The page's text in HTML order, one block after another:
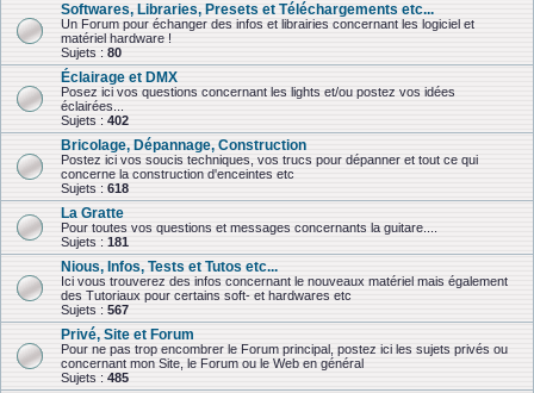
Softwares, Libraries, Presets et Téléchargements etc...
Un Forum pour échanger des infos et librairies concernant les logiciel et
matériel hardware !
Sujets : 80
Éclairage et DMX
Posez ici vos questions concernant les lights et/ou postez vos idées
éclairées...
Sujets : 402
Bricolage, Dépannage, Construction
Postez ici vos soucis techniques, vos trucs pour dépanner et tout ce qui
concerne la construction d'enceintes etc
Sujets : 618
La Gratte
Pour toutes vos questions et messages concernants la guitare....
Sujets : 181
Nious, Infos, Tests et Tutos etc...
Ici vous trouverez des infos concernant le nouveaux matériel mais également
des Tutoriaux pour certains soft- et hardwares etc
Sujets : 567
Privé, Site et Forum
Pour ne pas trop encombrer le Forum principal, postez ici les sujets privés ou
concernant mon Site, le Forum ou le Web en général
Sujets : 485